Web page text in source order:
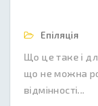
Епіляція
Що це таке і
що не можна
відмінності...